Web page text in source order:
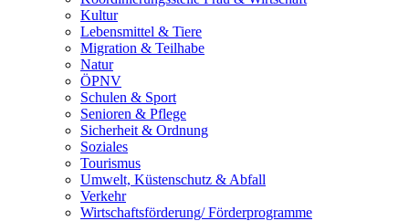
Kultur
Lebensmittel & Tiere
Migration & Teilhabe
Natur
ÖPNV
Schulen & Sport
Senioren & Pflege
Sicherheit & Ordnung
Soziales
Tourismus
Umwelt, Küstenschutz & Abfall
Verkehr
Wirtschaftsförderung/ Förderprogramme